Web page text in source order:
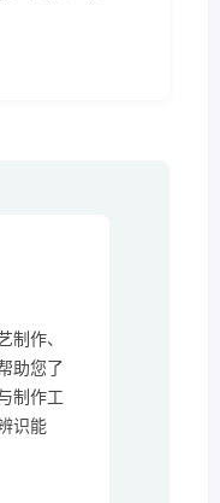
制作、
助您了
制作工
识能